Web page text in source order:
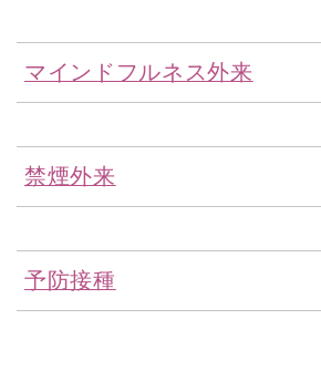
マインドフルネス外来
禁煙外来
予防接種